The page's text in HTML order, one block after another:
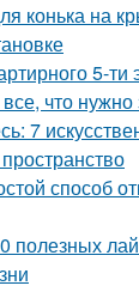
конька на
5-ти
что нужно
7
способ
полезных